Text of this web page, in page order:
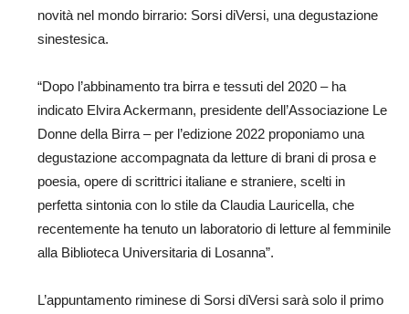
novità nel mondo birrario: Sorsi diVersi, una degustazione
sinestesica.
“Dopo l’abbinamento tra birra e tessuti del 2020 – ha
indicato Elvira Ackermann, presidente dell’Associazione Le
Donne della Birra – per l’edizione 2022 proponiamo una
degustazione accompagnata da letture di brani di prosa e
poesia, opere di scrittrici italiane e straniere, scelti in
perfetta sintonia con lo stile da Claudia Lauricella, che
recentemente ha tenuto un laboratorio di letture al femminile
alla Biblioteca Universitaria di Losanna”.
L’appuntamento riminese di Sorsi diVersi sarà solo il primo